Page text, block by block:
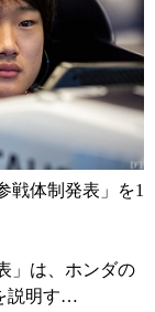
戦体制発表」を1
」は、ホンダの
説明す…